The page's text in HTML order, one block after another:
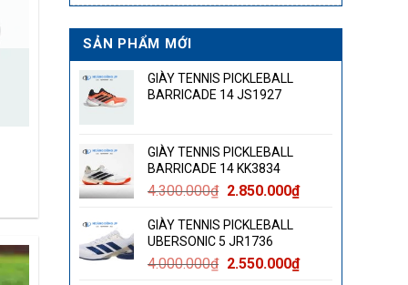
SẢN PHẨM MỚI
GIÀY TENNIS PICKLEBALL
BARRICADE 14 JS1927
GIÀY TENNIS PICKLEBALL
BARRICADE 14 KK3834
4.300.000₫ Giá
là:
4.300.000₫.
2.850.000₫Giá
2.850.000₫.
GIÀY TENNIS PICKLEBALL
UBERSONIC 5 JR1736
4.000.000₫ Giá
2.550.000₫Giá